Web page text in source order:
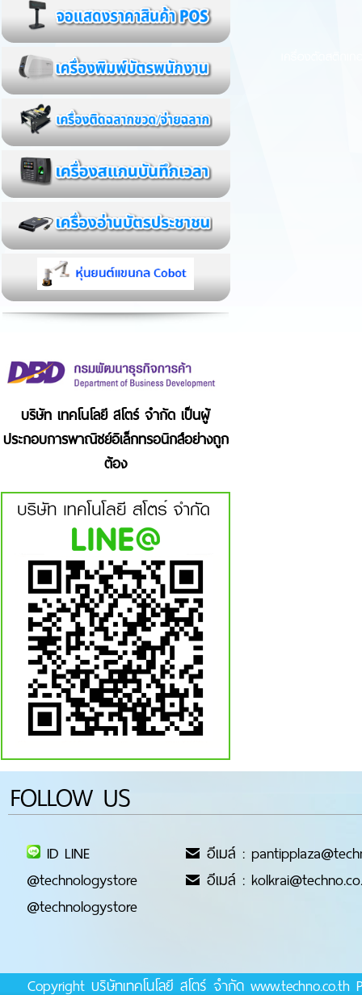
บริษัท เทคโนโลยี สโตร์ จำกัด เป็นผู้
ประกอบการพาณิชย์อิเล็กทรอนิกส์อย่างถูก
ต้อง
FOLLOW US
ID LINE
@technologystore
@technologystore
อีเมล์ :
อีเมล์ :
Copyright บริษัทเทคโนโลยี สโตร์ จำกัด